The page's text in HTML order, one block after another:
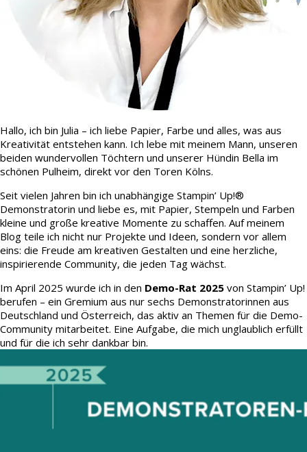
Hallo, ich bin Julia – ich liebe Papier, Farbe und alles, was aus
Kreativität entstehen kann. Ich lebe mit meinem Mann, unseren
beiden wundervollen Töchtern und unserer Hündin Bella im
schönen Pulheim, direkt vor den Toren Kölns.
Seit vielen Jahren bin ich unabhängige Stampin’ Up!®
Demonstratorin und liebe es, mit Papier, Stempeln und Farben
kleine und große kreative Momente zu schaffen. Auf meinem
Blog teile ich nicht nur Projekte und Ideen, sondern vor allem
eins: die Freude am kreativen Gestalten und eine herzliche,
inspirierende Community, die jeden Tag wächst.
Im April 2025 wurde ich in den Demo-Rat 2025 von Stampin’ Up!
berufen – ein Gremium aus nur sechs Demonstratorinnen aus
Deutschland und Österreich, das aktiv an Themen für die Demo-
Community mitarbeitet. Eine Aufgabe, die mich unglaublich erfüllt
und für die ich sehr dankbar bin.